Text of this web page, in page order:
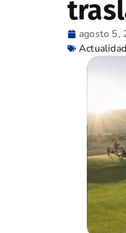
agosto 5,
Actualidad